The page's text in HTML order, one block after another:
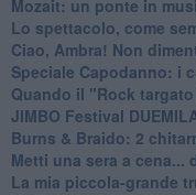
Mozait: un ponte in
Lo spettacolo, come
Ciao, Ambra! Non
Speciale Capodanno: i
Quando il "Rock
JIMBO Festival
Burns & Braido: 2
Metti una sera a cena...
La mia piccola-grande